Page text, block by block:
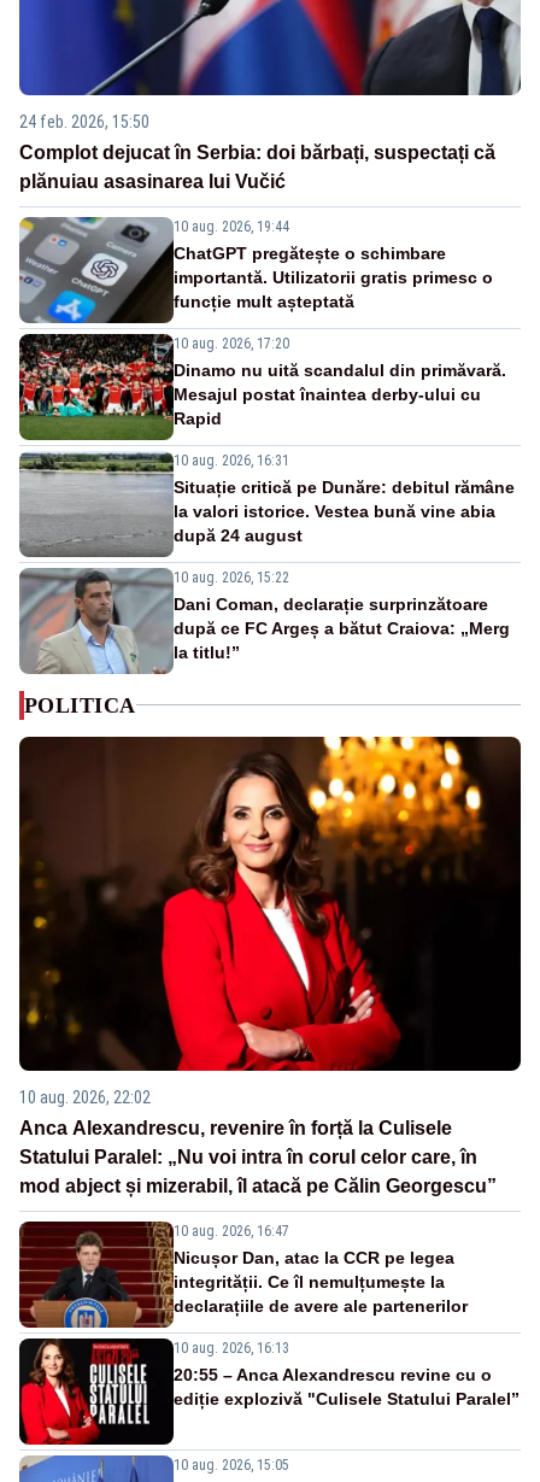
24 feb. 2026, 15:50
Complot dejucat în Serbia: doi bărbați, suspectați că
plănuiau asasinarea lui Vučić
10 aug. 2026, 19:44
ChatGPT pregătește o schimbare
importantă. Utilizatorii gratis primesc o
funcție mult așteptată
10 aug. 2026, 17:20
Dinamo nu uită scandalul din primăvară.
Mesajul postat înaintea derby-ului cu
Rapid
10 aug. 2026, 16:31
Situație critică pe Dunăre: debitul rămâne
la valori istorice. Vestea bună vine abia
după 24 august
10 aug. 2026, 15:22
Dani Coman, declarație surprinzătoare
după ce FC Argeș a bătut Craiova: „Merg
la titlu!”
POLITICA
10 aug. 2026, 22:02
Anca Alexandrescu, revenire în forță la Culisele
Statului Paralel: „Nu voi intra în corul celor care, în
mod abject și mizerabil, îl atacă pe Călin Georgescu”
10 aug. 2026, 16:47
Nicușor Dan, atac la CCR pe legea
integrității. Ce îl nemulțumește la
declarațiile de avere ale partenerilor
10 aug. 2026, 16:13
20:55 – Anca Alexandrescu revine cu o
ediție explozivă "Culisele Statului Paralel”
10 aug. 2026, 15:05